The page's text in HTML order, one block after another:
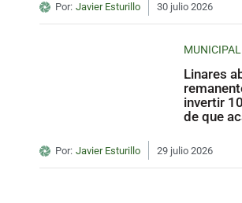
Por: Javier Esturillo 30 julio 2026
MUNICIPAL
Linares
invertir
de que
Por: Javier Esturillo 29 julio 2026